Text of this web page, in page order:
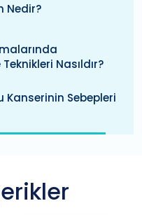
Nedir?
Nasıldır?
Kanserinin Sebepleri